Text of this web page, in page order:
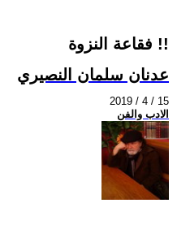
فقاعة النزوة !!
عدنان سلمان النصيري
2019 / 4 / 15
الادب والفن